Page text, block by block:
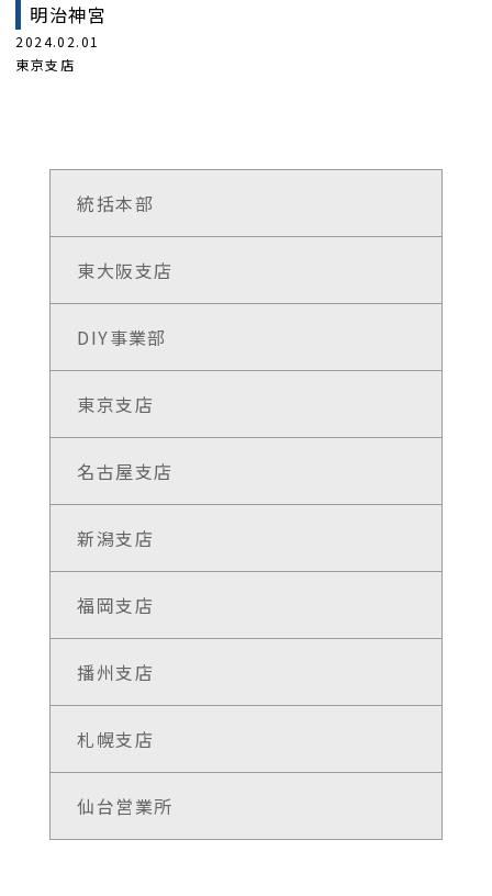
明治神宮
2024.02.01
東京支店
統括本部
東大阪支店
DIY事業部
東京支店
名古屋支店
新潟支店
福岡支店
播州支店
札幌支店
仙台営業所